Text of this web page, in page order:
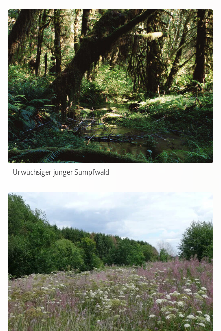
Urwüchsiger junger Sumpfwald